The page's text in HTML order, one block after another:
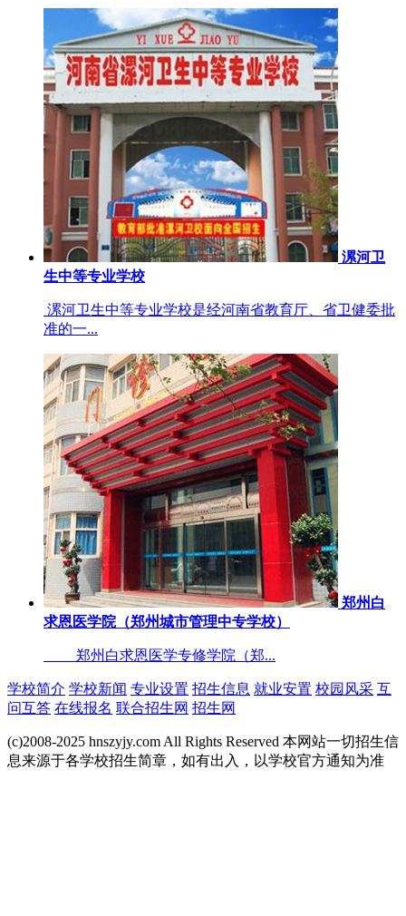
漯河卫
生中等专业学校
漯河卫生中等专业学校是经河南省教育厅、省卫健委批
准的一...
郑州白
求恩医学院（郑州城市管理中专学校）
郑州白求恩医学专修学院（郑...
学校简介 学校新闻 专业设置 招生信息 就业安置 校园风采 互
问互答 在线报名 联合招生网 招生网
(c)2008-2025 hnszyjy.com All Rights Reserved 本网站一切招生信
息来源于各学校招生简章，如有出入，以学校官方通知为准